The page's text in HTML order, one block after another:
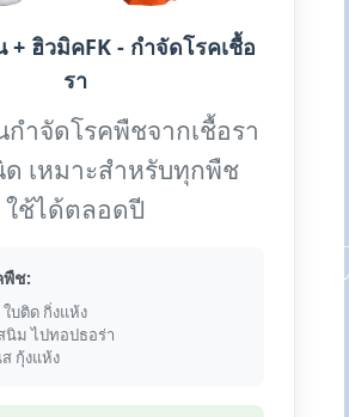
+ ฮิวมิคFK - กำจัดโรคเชื้อ
รา
กำจัดโรคพืชจากเชื้อรา
เหมาะสำหรับทุกพืช
ใช้ได้ตลอดปี
พืช:
บติด กิ่งแห้ง
นิม ไปทอปธอร่า
กุ้งแห้ง